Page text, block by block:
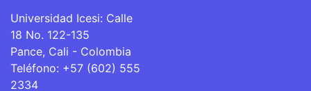
Universidad Icesi: Calle
18 No. 122-135
Pance, Cali - Colombia
Teléfono: +57 (602) 555
2334